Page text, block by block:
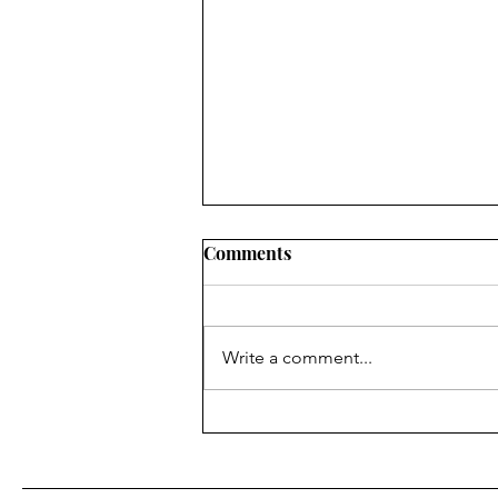
Comments
Write a comment...